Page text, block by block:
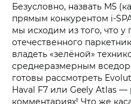
Безусловно, назвать M5
прямым конкурентом
мы исходим из того, что у
отечественного
владеть «зелёной»
среднеразмерным
готовы рассмотреть
Haval F7 или Geely Atlas
комментариях! Что же